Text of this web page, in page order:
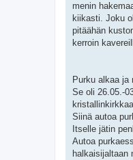
menin
kiikasti. Joku
pitäähän
kerroin
Purku alkaa ja
Se oli 26.05.-
Siinä autoa
Itselle jätin
Autoa
halkaisijaltaan